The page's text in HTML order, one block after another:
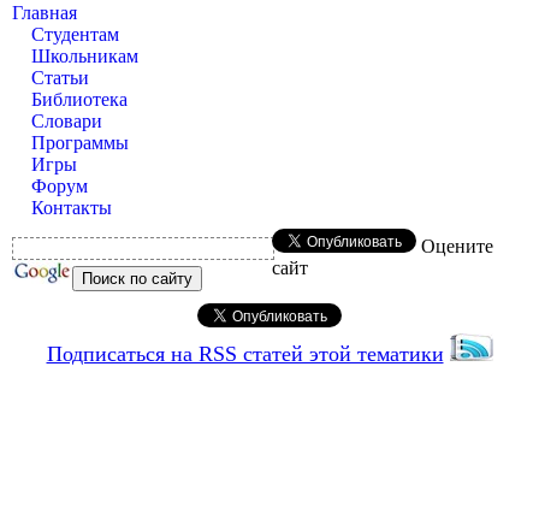
Главная
Студентам
Школьникам
Статьи
Библиотека
Словари
Программы
Игры
Форум
Контакты
Оцените
сайт
Подписаться на RSS статей этой тематики